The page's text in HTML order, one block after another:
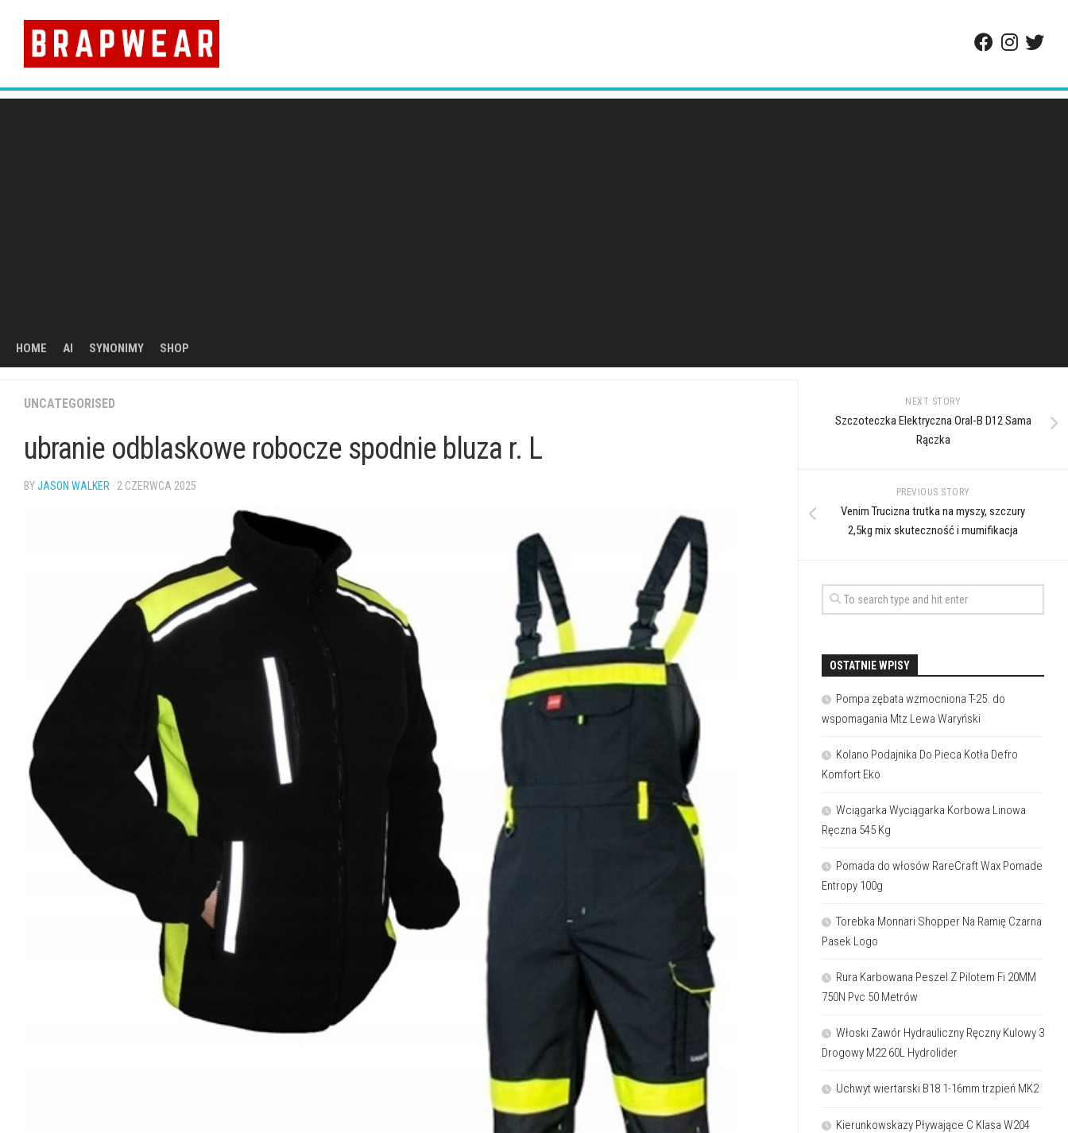
content
HOME AI SYNONIMY SHOP
UNCATEGORISED
ubranie odblaskowe robocze spodnie bluza r. L
BYJASON WALKER · 2 CZERWCA 2025
NEXT STORY
Szczoteczka Elektryczna Oral-B D12 Sama
Rączka
PREVIOUS STORY
Venim Trucizna trutka na myszy, szczury
2,5kg mix skuteczność i mumifikacja
OSTATNIE WPISY
Pompa zębata wzmocniona T-25. do
wspomagania Mtz Lewa Waryński
Kolano Podajnika Do Pieca Kotła Defro
Komfort Eko
Wciągarka Wyciągarka Korbowa Linowa
Ręczna 545 Kg
Pomada do włosów RareCraft Wax Pomade
Entropy 100g
Torebka Monnari Shopper Na Ramię Czarna
Pasek Logo
Rura Karbowana Peszel Z Pilotem Fi 20MM
750N Pvc 50 Metrów
Włoski Zawór Hydrauliczny Ręczny Kulowy 3
Drogowy M22 60L Hydrolider
Uchwyt wiertarski B18 1-16mm trzpień MK2
Kierunkowskazy Pływające C Klasa W204